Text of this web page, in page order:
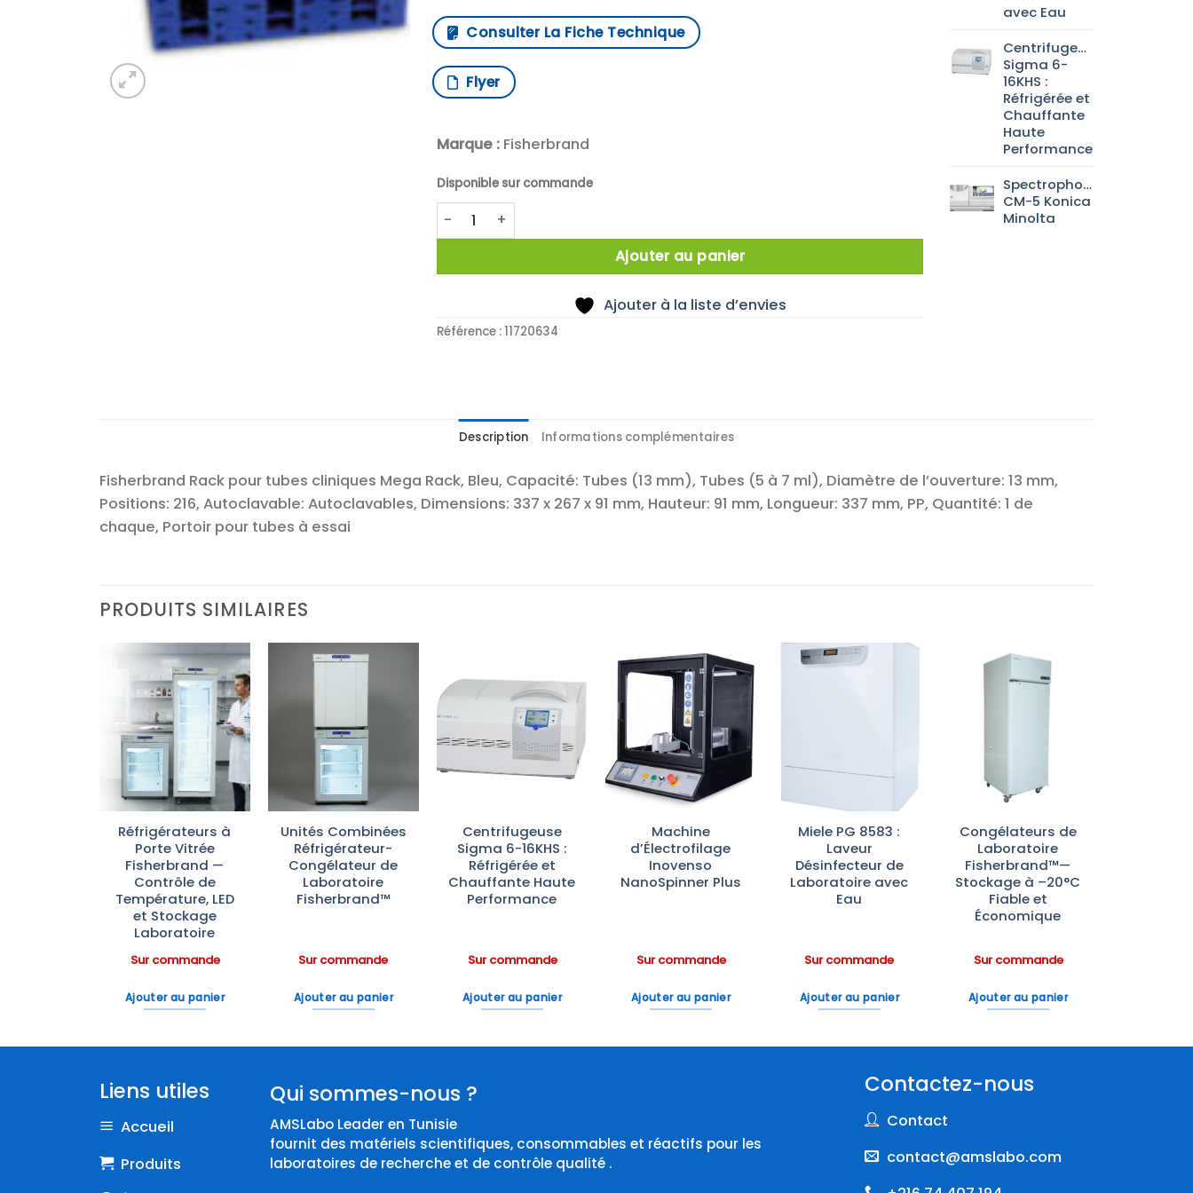
Consulter La Fiche Technique
Flyer
Marque :Fisherbrand
Disponible sur commande
quantité de PORTOIR 216 TUBES 10-13MM BLEU
Ajouter au panier
Ajouter à la liste d’envies
Référence :11720634
avec Eau
Centrifugeuse
Sigma 6-
16KHS :
Réfrigérée et
Chauffante
Haute
Performance
Spectrophotomètre
CM-5 Konica
Minolta
Description Informations complémentaires
Fisherbrand Rack pour tubes cliniques Mega Rack, Bleu, Capacité: Tubes (13 mm), Tubes (5 à 7 ml), Diamètre de l’ouverture: 13 mm,
Positions: 216, Autoclavable: Autoclavables, Dimensions: 337 x 267 x 91 mm, Hauteur: 91 mm, Longueur: 337 mm, PP, Quantité: 1 de
chaque, Portoir pour tubes à essai
PRODUITS SIMILAIRES
Ajouter
à la liste
d’envies
Réfrigérateurs à
Porte Vitrée
Fisherbrand —
Contrôle de
Température, LED
et Stockage
Laboratoire
Sur commande
Ajouter au panier
Ajouter
à la liste
Unités Combinées
Réfrigérateur-
Congélateur de
Laboratoire
Fisherbrand™
Sur commande
Ajouter au panier
Ajouter
d’envies
Centrifugeuse
Sigma 6-16KHS :
Réfrigérée et
Chauffante Haute
Performance
Sur commande
Ajouter au panier
Ajouter
à la liste
d’envies
Machine
d’Électrofilage
Inovenso
NanoSpinner Plus
Sur commande
Ajouter au panier
Miele PG 8583 :
Laveur
Désinfecteur de
Laboratoire avec
Eau
Sur commande
Ajouter au panier
Congélateurs de
Laboratoire
Fisherbrand™—
Stockage à –20°C
Fiable et
Économique
Sur commande
Ajouter au panier
Liens utiles
Accueil
Produits
Qui sommes-nous ?
AMSLabo Leader en Tunisie
fournit des matériels scientifiques, consommables et réactifs pour les
laboratoires de recherche et de contrôle qualité .
Contactez-nous
Contact
contact@amslabo.com